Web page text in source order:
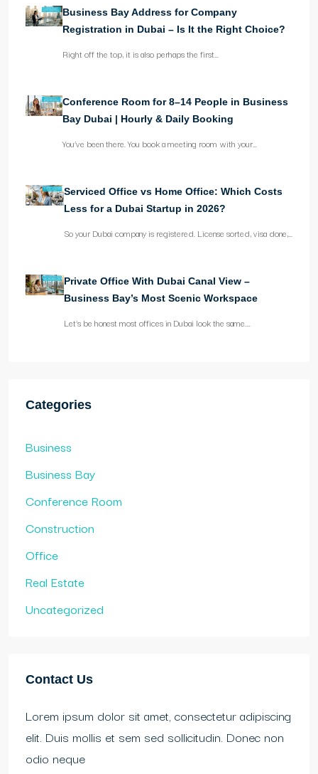
Business Bay Address for Company
Registration in Dubai – Is It the Right Choice?
Right off the top, it is also perhaps the first…
Conference Room for 8–14 People in Business
Bay Dubai | Hourly & Daily Booking
You’ve been there. You book a meeting room with your…
Serviced Office vs Home Office: Which Costs
Less for a Dubai Startup in 2026?
So your Dubai company is registered. License sorted, visa done,…
Private Office With Dubai Canal View –
Business Bay’s Most Scenic Workspace
Let’s be honest most offices in Dubai look the same.…
Categories
Business
Business Bay
Conference Room
Construction
Office
Real Estate
Uncategorized
Contact Us
Lorem ipsum dolor sit amet, consectetur adipiscing
elit. Duis mollis et sem sed sollicitudin. Donec non
odio neque